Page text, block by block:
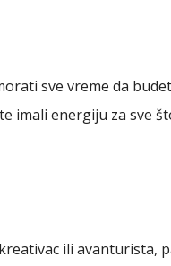
sve vreme da
imali energiju za sve
ili avanturista,